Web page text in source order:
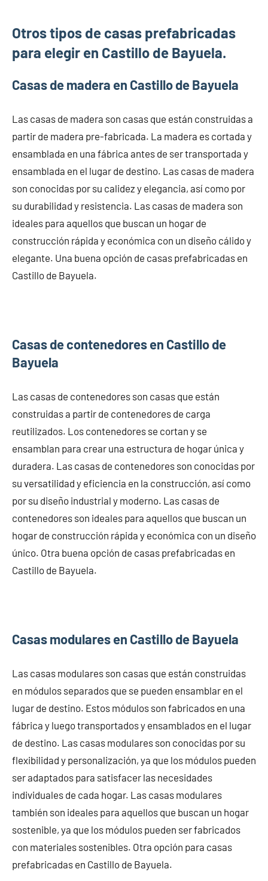
Otros tipos de casas prefabricadas
para elegir en Castillo de Bayuela.
Casas de madera en Castillo de Bayuela
Las casas de madera son casas que están construidas a
partir de madera pre-fabricada. La madera es cortada y
ensamblada en una fábrica antes de ser transportada y
ensamblada en el lugar de destino. Las casas de madera
son conocidas por su calidez y elegancia, así como por
su durabilidad y resistencia. Las casas de madera son
ideales para aquellos que buscan un hogar de
construcción rápida y económica con un diseño cálido y
elegante. Una buena opción de casas prefabricadas en
Castillo de Bayuela.
Casas de contenedores en Castillo de
Bayuela
Las casas de contenedores son casas que están
construidas a partir de contenedores de carga
reutilizados. Los contenedores se cortan y se
ensamblan para crear una estructura de hogar única y
duradera. Las casas de contenedores son conocidas por
su versatilidad y eficiencia en la construcción, así como
por su diseño industrial y moderno. Las casas de
contenedores son ideales para aquellos que buscan un
hogar de construcción rápida y económica con un diseño
único. Otra buena opción de casas prefabricadas en
Castillo de Bayuela.
Casas modulares en Castillo de Bayuela
Las casas modulares son casas que están construidas
en módulos separados que se pueden ensamblar en el
lugar de destino. Estos módulos son fabricados en una
fábrica y luego transportados y ensamblados en el lugar
de destino. Las casas modulares son conocidas por su
flexibilidad y personalización, ya que los módulos pueden
ser adaptados para satisfacer las necesidades
individuales de cada hogar. Las casas modulares
también son ideales para aquellos que buscan un hogar
sostenible, ya que los módulos pueden ser fabricados
con materiales sostenibles. Otra opción para casas
prefabricadas en Castillo de Bayuela.